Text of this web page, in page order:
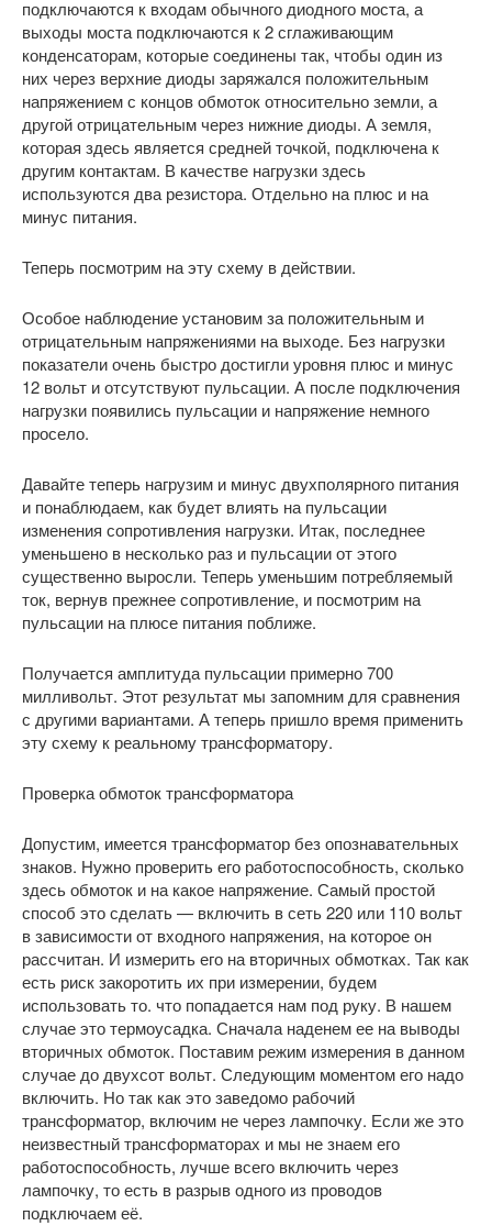
подключаются к входам обычного диодного моста, а
выходы моста подключаются к 2 сглаживающим
конденсаторам, которые соединены так, чтобы один из
них через верхние диоды заряжался положительным
напряжением с концов обмоток относительно земли, а
другой отрицательным через нижние диоды. А земля,
которая здесь является средней точкой, подключена к
другим контактам. В качестве нагрузки здесь
используются два резистора. Отдельно на плюс и на
минус питания.
Теперь посмотрим на эту схему в действии.
Особое наблюдение установим за положительным и
отрицательным напряжениями на выходе. Без нагрузки
показатели очень быстро достигли уровня плюс и минус
12 вольт и отсутствуют пульсации. А после подключения
нагрузки появились пульсации и напряжение немного
просело.
Давайте теперь нагрузим и минус двухполярного питания
и понаблюдаем, как будет влиять на пульсации
изменения сопротивления нагрузки. Итак, последнее
уменьшено в несколько раз и пульсации от этого
существенно выросли. Теперь уменьшим потребляемый
ток, вернув прежнее сопротивление, и посмотрим на
пульсации на плюсе питания поближе.
Получается амплитуда пульсации примерно 700
милливольт. Этот результат мы запомним для сравнения
с другими вариантами. А теперь пришло время применить
эту схему к реальному трансформатору.
Проверка обмоток трансформатора
Допустим, имеется трансформатор без опознавательных
знаков. Нужно проверить его работоспособность, сколько
здесь обмоток и на какое напряжение. Самый простой
способ это сделать — включить в сеть 220 или 110 вольт
в зависимости от входного напряжения, на которое он
рассчитан. И измерить его на вторичных обмотках. Так как
есть риск закоротить их при измерении, будем
использовать то. что попадается нам под руку. В нашем
случае это термоусадка. Сначала наденем ее на выводы
вторичных обмоток. Поставим режим измерения в данном
случае до двухсот вольт. Следующим моментом его надо
включить. Но так как это заведомо рабочий
трансформатор, включим не через лампочку. Если же это
неизвестный трансформаторах и мы не знаем его
работоспособность, лучше всего включить через
лампочку, то есть в разрыв одного из проводов
подключаем её.